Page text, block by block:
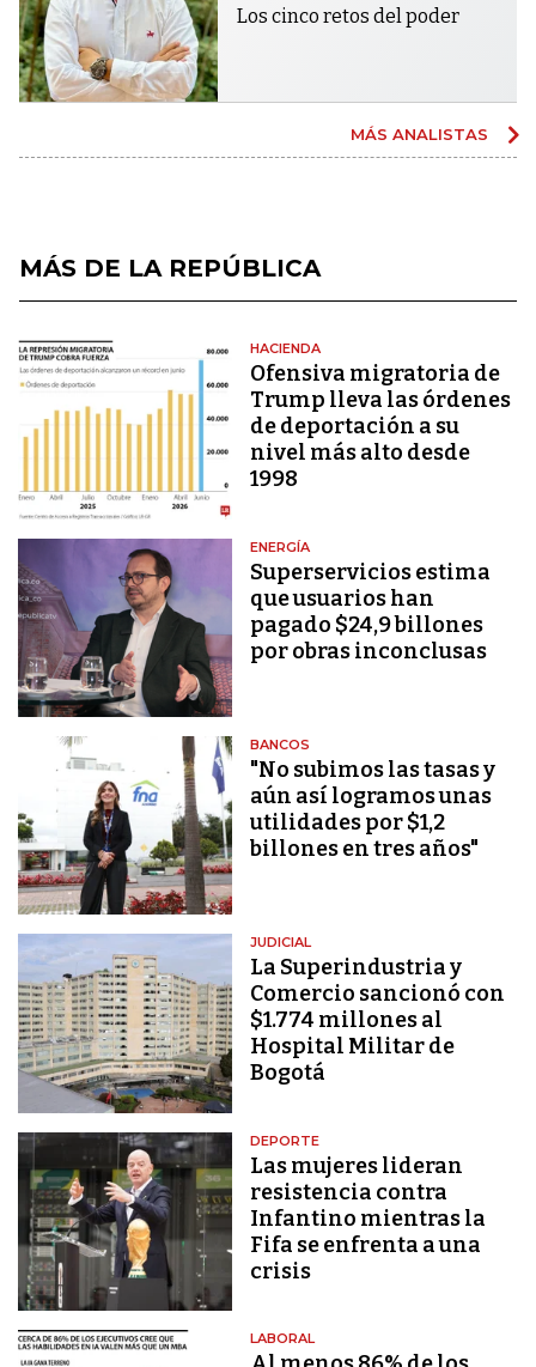
Los cinco retos del poder
MÁS ANALISTAS
MÁS DE LA REPÚBLICA
HACIENDA
Ofensiva migratoria de
Trump lleva las órdenes
de deportación a su
nivel más alto desde
1998
ENERGÍA
Superservicios estima
que usuarios han
pagado $24,9 billones
por obras inconclusas
BANCOS
"No subimos las tasas y
aún así logramos unas
utilidades por $1,2
billones en tres años"
JUDICIAL
La Superindustria y
Comercio sancionó con
$1.774 millones al
Hospital Militar de
Bogotá
DEPORTE
Las mujeres lideran
resistencia contra
Infantino mientras la
Fifa se enfrenta a una
crisis
LABORAL